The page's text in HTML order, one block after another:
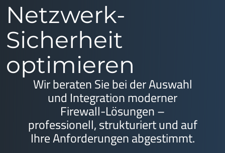
Netzwerk-
Sicherheit
optimieren
Wir beraten Sie bei der Auswahl
und Integration moderner
Firewall-Lösungen –
professionell, strukturiert und auf
Ihre Anforderungen abgestimmt.